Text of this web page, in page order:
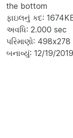
the bottom
ફાઇલનું કદ:
અવધિ: 2.000 sec
પરિમાણો: 498x278
બનાવ્યું: 12/19/